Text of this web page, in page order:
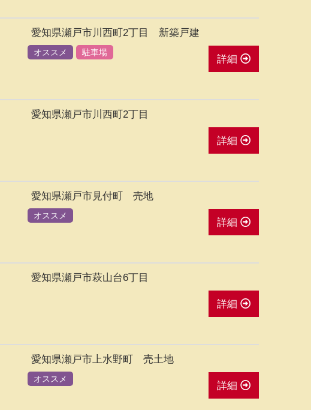
愛知県瀬戸市川西町2丁目 新築戸建
オススメ 駐車場
詳細
愛知県瀬戸市川西町2丁目
詳細
愛知県瀬戸市見付町 売地
オススメ
詳細
愛知県瀬戸市萩山台6丁目
詳細
愛知県瀬戸市上水野町 売土地
オススメ
詳細